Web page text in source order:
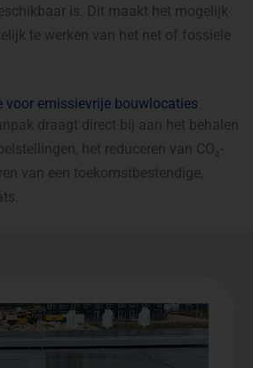
is. Dit maakt het mogelijk
te werken van het net of fossiele
voor emissievrije bouwlocaties
draagt direct bij aan het behalen
het reduceren van CO₂-
van een toekomstbestendige,